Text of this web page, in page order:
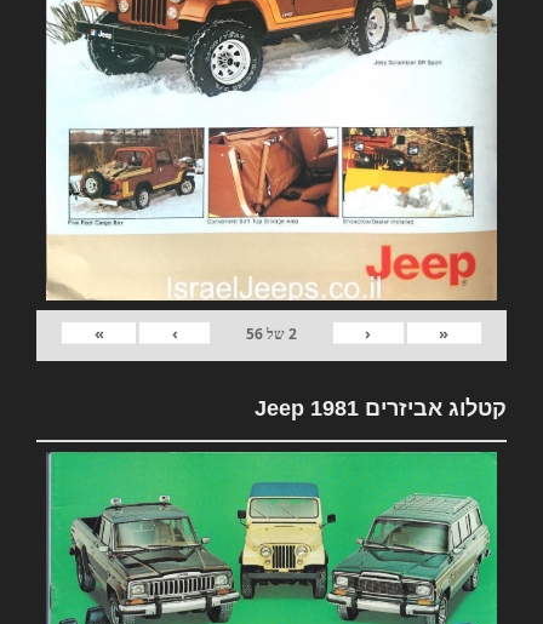
«
‹
2של56
›
»
קטלוג אביזרים 1981 Jeep